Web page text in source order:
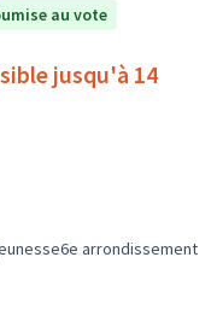
au vote
jusqu'à 14
catégorie : Éducation,
Filtrer les résultats
6e arrondissement